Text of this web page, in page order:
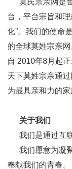
莫氏宗亲网是世
台，平台宗旨和
化”。我们的使命
的全球莫姓宗亲
自 2010年8月起
天下莫姓宗亲通
为最具亲和力的家
关于我们
我们是通过互联
我们愿意为凝聚
奉献我们的青春。